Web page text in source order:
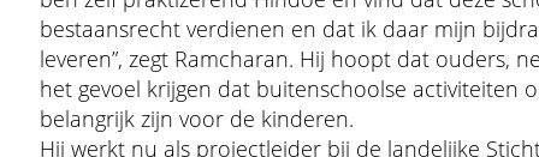
bestaansrecht verdienen en dat ik daar mijn
leveren”, zegt Ramcharan. Hij hoopt dat ouders,
het gevoel krijgen dat buitenschoolse activiteiten
belangrijk zijn voor de kinderen.
Hij werkt nu als projectleider bij de landelijke